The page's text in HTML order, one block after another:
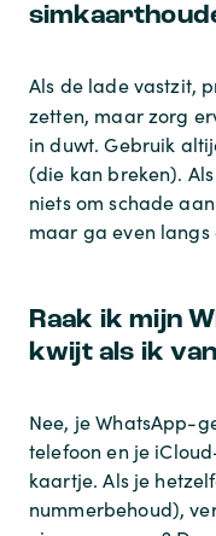
Als de lade vastzit,
zetten, maar zorg
in duwt. Gebruik
(die kan breken).
niets om schade
maar ga even
Raak ik mijn
kwijt als ik
Nee, je WhatsApp-
telefoon en je
kaartje. Als je
nummerbehoud),